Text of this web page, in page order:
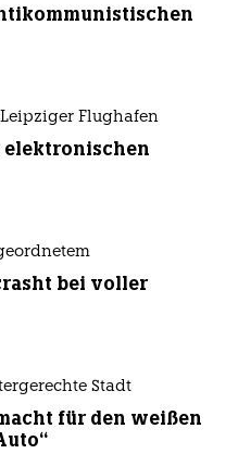
Flughafen
elektronischen
bei voller
Stadt
für den weißen